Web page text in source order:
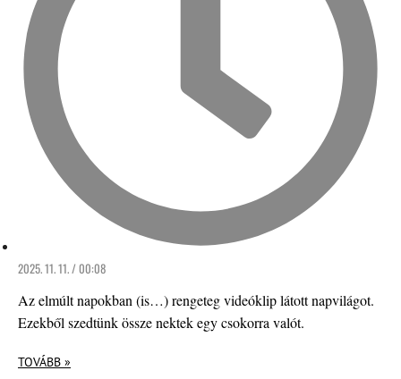
2025. 11. 11. / 00:08
Az elmúlt napokban (is…) rengeteg videóklip látott napvilágot.
Ezekből szedtünk össze nektek egy csokorra valót.
TOVÁBB »